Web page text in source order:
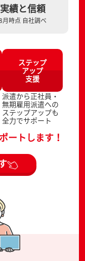
績と信頼
時点 自社調べ
ステップ
アップ
支援
派遣から正社員・
無期雇用派遣への
ステップアップも
全力でサポート
ートします！